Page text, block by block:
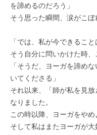
を諦めるのだろう」
そう思った瞬間、涙がこぼ
「では、私が今できるこ
そう自分に問いかけた時、
「そうだ、ヨーガを諦め
いてくださる」
それ以来、「師が私を見
なりました。
この時以降、ヨーガをやめ
そして私はまたヨーガが